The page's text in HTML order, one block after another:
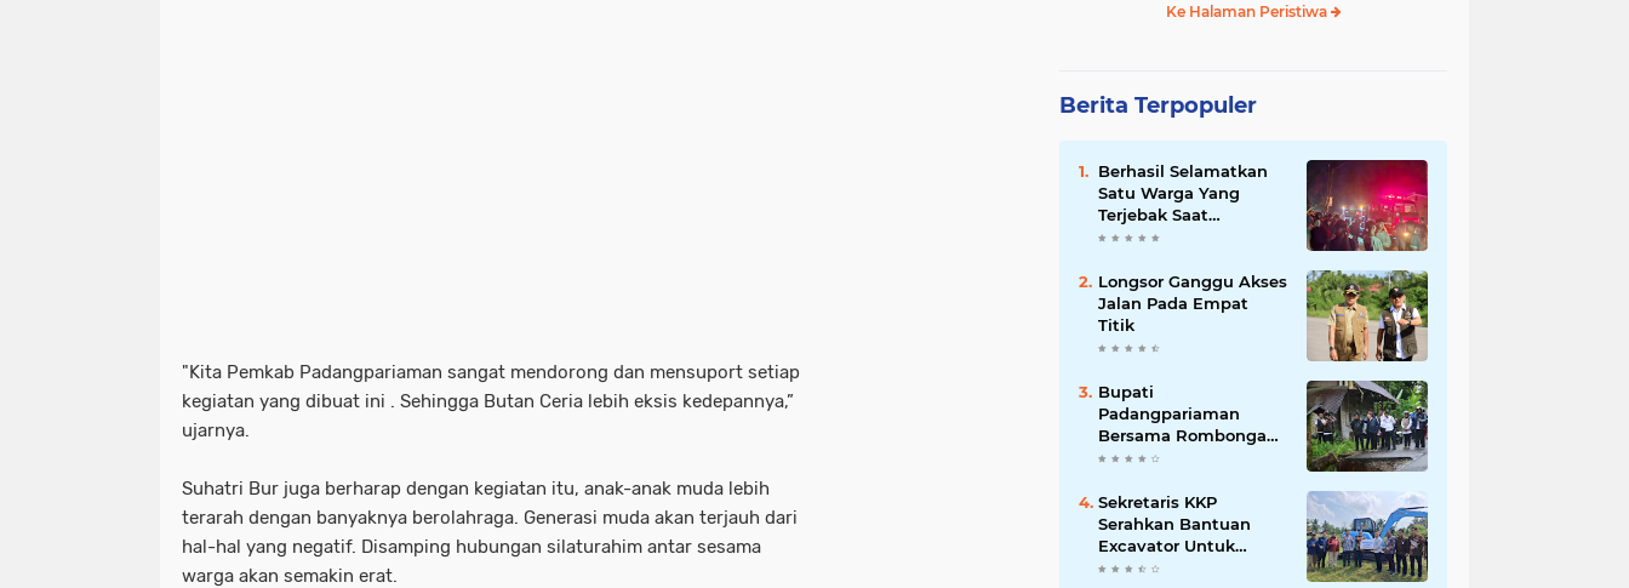
"Kita Pemkab Padangpariaman sangat mendorong dan mensuport setiap
kegiatan yang dibuat ini . Sehingga Butan Ceria lebih eksis kedepannya,”
ujarnya.
Suhatri Bur juga berharap dengan kegiatan itu, anak-anak muda lebih
terarah dengan banyaknya berolahraga. Generasi muda akan terjauh dari
hal-hal yang negatif. Disamping hubungan silaturahim antar sesama
warga akan semakin erat.
Ke Halaman Peristiwa
Berita Terpopuler
Berhasil Selamatkan
Satu Warga Yang
Terjebak Saat
Kebakaran
Longsor Ganggu Akses
Jalan Pada Empat
Titik
Bupati
Padangpariaman
Bersama Rombongan
Jemput Aspirasi
Sekretaris KKP
Serahkan Bantuan
Excavator Untuk
Pelaku Usaha